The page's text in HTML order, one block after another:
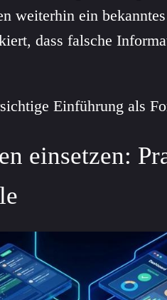
weiterhin ein
dass falsche
Einführung als
einsetzen: